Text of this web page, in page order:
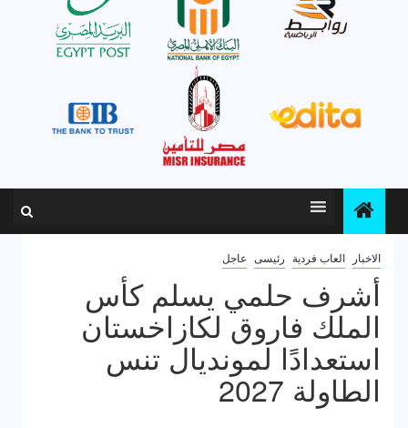
الاخبار العاب فردية رئيسى عاجل
أشرف حلمي يسلم كأس
الملك فاروق لكازاخستان
استعدادًا لمونديال تنس
الطاولة 2027